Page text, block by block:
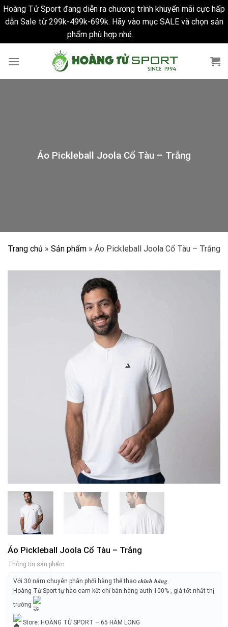
Hoàng Tử Sport đang diễn ra chương trình khuyến mãi cực hấp
dẫn Sale từ 299k-499k-699k. Hãy vào mục SALE và chọn sản
phẩm phù hợp nhé..
Áo Pickleball Joola Cổ Tàu – Trắng
Trang chủ » Sản phẩm » Áo Pickleball Joola Cổ Tàu – Trắng
Áo Pickleball Joola Cổ Tàu – Trắng
Thông tin sản phẩm
Với 30 năm chuyên phân phối hàng thể thao 𝒄𝒉𝒊́𝒏𝒉 𝒉𝒂̃𝒏𝒈.
Hoàng Tử Sport tự hào cam kết chỉ bán hàng auth 100% , giá tốt nhất thị
trường
Store: HOÀNG TỬ SPORT – 65 HÀM LONG